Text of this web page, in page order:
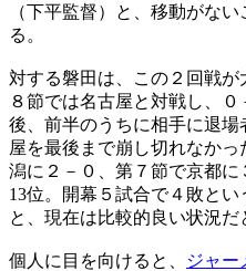
（下平監督）と、移動がな
る。
対する磐田は、この２回戦
８節では名古屋と対戦し、
後、前半のうちに相手に退
屋を最後まで崩し切れなか
潟に２－０、第７節で京都
13位。開幕５試合で４敗と
と、現在は比較的良い状況だ
個人に目を向けると、 ジャー